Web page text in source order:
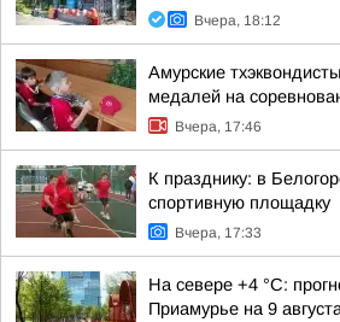
Вчера, 18:12
Амурские
медалей на
Вчера, 17:46
К празднику: в
спортивную площадку
Вчера, 17:33
На севере +4 °С:
Приамурье на 9 августа